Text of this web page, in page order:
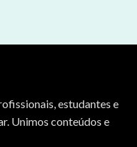
estudantes e
Unimos conteúdos e